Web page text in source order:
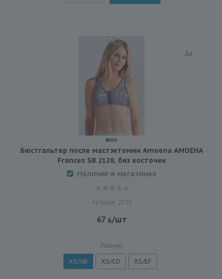
Бюстгальтер после мастэктомии Amoena АМОЕНА
Frances SB 2128, без косточек
Наличие в магазинах
Артикул: 2128
67 /шт
Размер
XS/AB XS/CD XS/EF